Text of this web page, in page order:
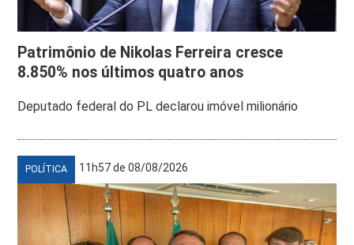
Patrimônio de Nikolas Ferreira cresce
8.850% nos últimos quatro anos
Deputado federal do PL declarou imóvel milionário
POLÍTICA 11h57 de 08/08/2026